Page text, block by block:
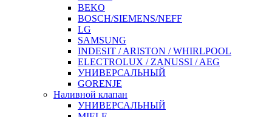
BEKO
BOSCH/SIEMENS/NEFF
LG
SAMSUNG
INDESIT / ARISTON / WHIRLPOOL
ELECTROLUX / ZANUSSI / AEG
УНИВЕРСАЛЬНЫЙ
GORENJE
Наливной клапан
УНИВЕРСАЛЬНЫЙ